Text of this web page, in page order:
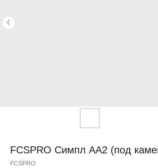
FCSPRO Симпл АА2 (под
FCSPRO